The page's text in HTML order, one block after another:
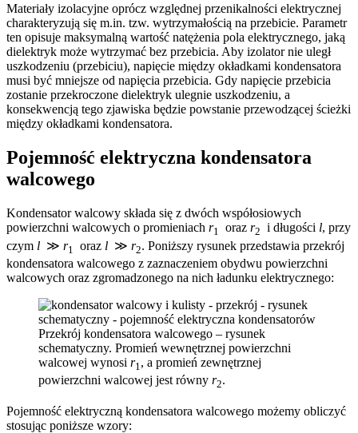
Materiały izolacyjne oprócz względnej przenikalności elektrycznej
charakteryzują się m.in. tzw. wytrzymałością na przebicie. Parametr
ten opisuje maksymalną wartość natężenia pola elektrycznego, jaką
dielektryk może wytrzymać bez przebicia. Aby izolator nie uległ
uszkodzeniu (przebiciu), napięcie między okładkami kondensatora
musi być mniejsze od napięcia przebicia. Gdy napięcie przebicia
zostanie przekroczone dielektryk ulegnie uszkodzeniu, a
konsekwencją tego zjawiska będzie powstanie przewodzącej ścieżki
między okładkami kondensatora.
Pojemność elektryczna kondensatora
walcowego
Kondensator walcowy składa się z dwóch współosiowych
powierzchni walcowych o promieniach r1 oraz r2 i długości l, przy
czym l ≫ r1 oraz l ≫ r2. Poniższy rysunek przedstawia przekrój
kondensatora walcowego z zaznaczeniem obydwu powierzchni
walcowych oraz zgromadzonego na nich ładunku elektrycznego:
Przekrój kondensatora walcowego – rysunek
schematyczny. Promień wewnętrznej powierzchni
walcowej wynosi r1, a promień zewnętrznej
powierzchni walcowej jest równy r2.
Pojemność elektryczną kondensatora walcowego możemy obliczyć
stosując poniższe wzory: